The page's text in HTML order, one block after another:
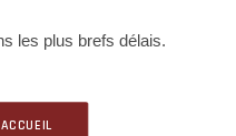
les plus brefs délais.